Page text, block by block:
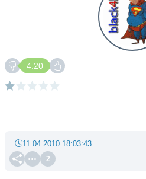
4.20
2
11.04.2010 18:03:43